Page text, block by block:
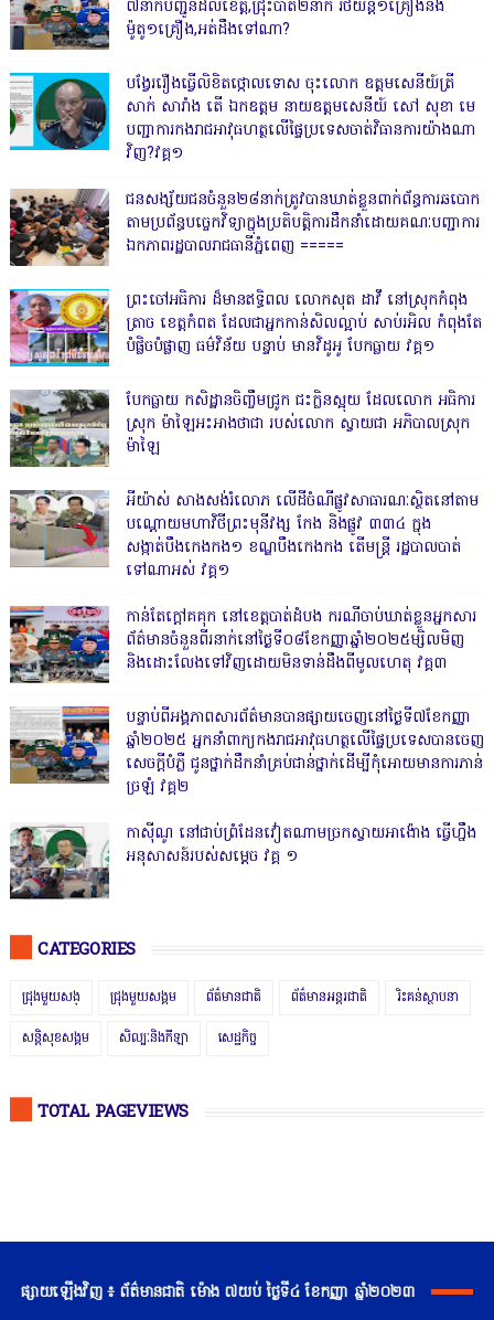
៧នាក់បញ្ជូនដល់ខេត្ត,ជ្រុះបាត់២នាក់ រថយន្ត១គ្រឿងនិង
ម៉ូតូ១គ្រឿង,អត់ដឹងទៅណា?
បង្វែររឿងធ្វើលិខិតថ្កោលទោស ចុះលោក ឧត្តមសេនីយ៍ត្រី
សាក់ សារាំង តើ ឯកឧត្តម នាយឧត្តមសេនីយ៍ សៅ សុខា មេ
បញ្ជាការកងរាជអាវុធហត្ថលើផ្ទៃប្រទេសចាត់វិធានការយ៉ាងណា
វិញ?វគ្គ១
ជនសង្ស័យជនចំនួន២៨នាក់ត្រូវបានឃាត់ខ្លួនពាក់ព័ន្ធការឆបោក
តាមប្រព័ន្ធបច្ចេកវិទ្យាក្នុងប្រតិបត្តិការដឹកនាំដោយគណៈបញ្ជាការ
ឯកភាពរដ្ឋបាលរាជធានីភ្នំពេញ ‎=====
ព្រះចៅអធិការ ដ៏មានឥទ្ធិពល លោកសុត ដាវី នៅស្រុកកំពុង
ត្រាច ខេត្តកំពត ដែលជាអ្នកកាន់សិលល្អាប់ សាប់រអិល កំពុងតែ
បំផ្លិចបំផ្លាញ ធម៌វិន័យ បន្ទាប់ មានវិដូអូ បែកធ្លាយ វគ្គ១
បែកធ្លាយ កសិដ្ឋានចិញ្ចឹមជ្រូក ជះក្លិនស្អុយ ដែលលោក អធិការ
ស្រុក ម៉ាឡៃអះអាងថាជា របស់លោក ស្វាយជា អភិបាលស្រុក
ម៉ាឡៃ
អីយ៉ាស់ សាងសង់រំលោភ លើដីចំណីផ្លូវសាធារណៈស្ថិតនៅតាម
បណ្ដោយមហាវិថីព្រះមុនីវង្ស កែង និងផ្លូវ ៣៣៤ ក្នុង
សង្កាត់បឹងកេងកង១ ខណ្ឌបឹងកេងកង តើមន្ត្រី រដ្ឋបាលបាត់
ទៅណាអស់ វគ្គ១
កាន់តែក្តៅគគុក នៅខេត្តបាត់ដំបង ករណីចាប់ឃាត់ខ្លួនអ្នកសារ
ព័ត៌មានចំនួនពីរនាក់នៅថ្ងៃទី០៨ខែកញ្ញាឆ្នាំ២០២៥ម្សិលមិញ
និងដោះលែងទៅវិញដោយមិនទាន់ដឹងពីមូលហេតុ វគ្គ៣
បន្ទាប់ពីអង្គភាពសារព័ត៌មានបានផ្សាយចេញនៅថ្ងៃទី៧ខែកញ្ញា
ឆ្នាំ២០២៥ អ្នកនាំពាក្យកងរាជអាវុធហត្ថលើផ្ទៃប្រទេសបានចេញ
សេចក្តីបំភ្លឺ ជូនថ្នាក់ដឹកនាំគ្រប់ជាន់ថ្នាក់ដើម្បីកុំអោយមានការភាន់
ច្រឡំ វគ្គ២
កាសុីណូ នៅជាប់ព្រំដែនវៀតណាមច្រកស្វាយអាង៉ោង ធ្វើហ្នឹង
អនុសាសន៍របស់សម្ដេច វគ្គ ១
CATEGORIES
ជ្រុងមួយសង្ ជ្រុងមួយសង្គម ព័ត៌មានជាតិ ព័ត៌មានអន្តរជាតិ រិះគន់ស្ថាបនា
សន្តិសុខសង្គម សិល្បៈនិងកីឡា សេដ្ឋកិច្ច
TOTAL PAGEVIEWS
ផ្សាយឡើងវិញ ៖ ព័ត៌មានជាតិ ម៉ោង ៧យប់ ថ្ងៃទី៤ ខែកញ្ញា ឆ្នាំ២០២៣